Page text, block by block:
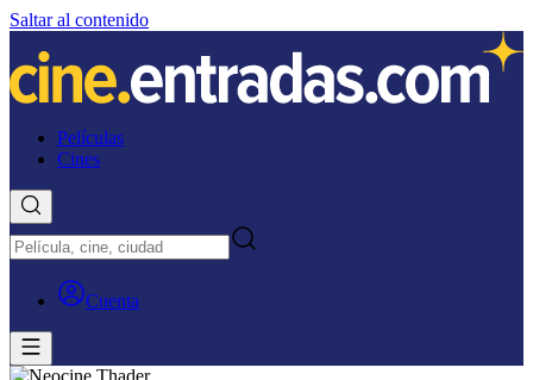
Saltar al contenido
Películas
Cines
Cuenta